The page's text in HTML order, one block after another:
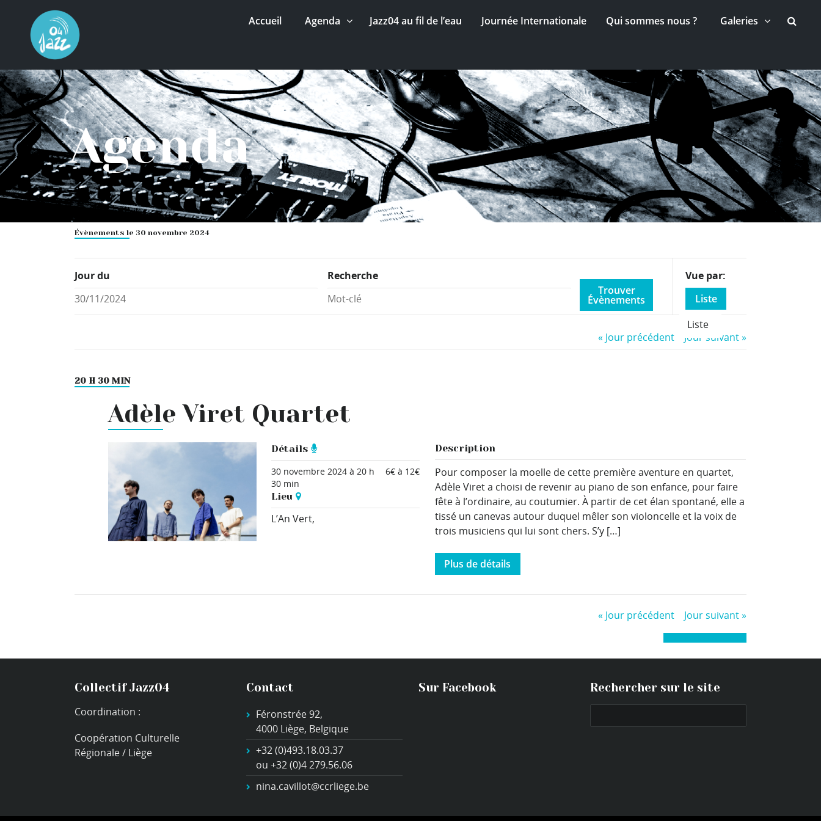
Accueil Agenda Jazz04 au fil de l’eau Journée Internationale Qui sommes nous ? Galeries
Agenda
Évènements le 30 novembre 2024
Event
Views
Navigation
Vue par
Liste
Liste
Jour du Recherche
« Jour précédent Jour suivant»
20 H 30 MIN
Adèle Viret Quartet
Détails
30 novembre 2024 à 20 h
30 min
6€ à 12€
Lieu
L’An Vert,
Description
Pour composer la moelle de cette première aventure en quartet,
Adèle Viret a choisi de revenir au piano de son enfance, pour faire
fête à l’ordinaire, au coutumier. À partir de cet élan spontané, elle a
tissé un canevas autour duquel mêler son violoncelle et la voix de
trois musiciens qui lui sont chers. S’y […]
Plus de détails
« Jour précédent Jour suivant»
Collectif Jazz04
Coordination :
Coopération Culturelle
Régionale / Liège
Contact
Féronstrée 92,
4000 Liège, Belgique
+32 (0)493.18.03.37
ou +32 (0)4 279.56.06
nina.cavillot@ccrliege.be
Sur Facebook Rechercher sur le site